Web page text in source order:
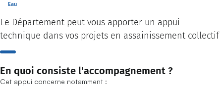
Eau
Le Département peut vous apporter un appui
technique dans vos projets en assainissement collectif
En quoi consiste l'accompagnement ?
Cet appui concerne notamment :